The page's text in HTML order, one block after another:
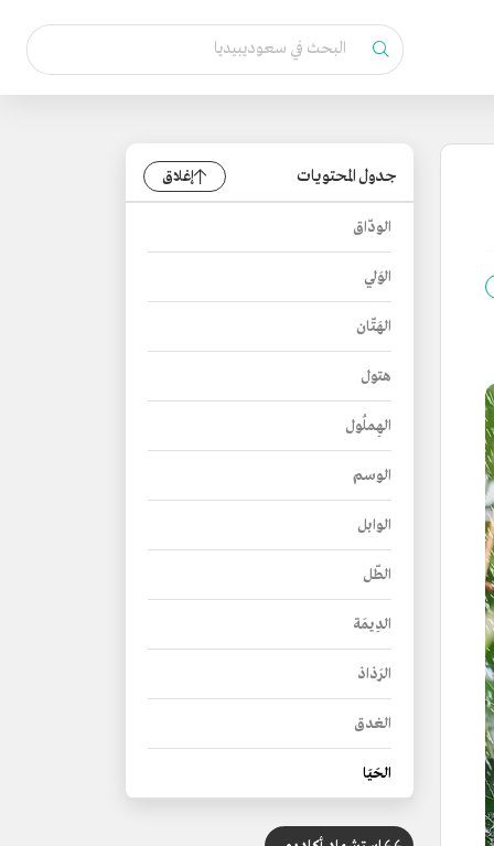
جدول المحتويات إغلاق
الودّاق
الوَلي
الهَتّان
هتول
الهِملُول
الوسم
الوابل
الطّل
الدِيمَة
الرَذاذ
الغدق
الحَيَا